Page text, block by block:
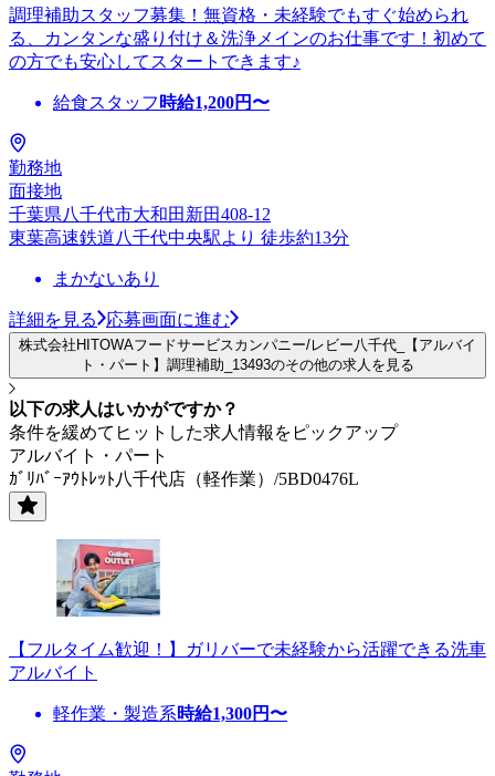
調理補助スタッフ募集！無資格・未経験でもすぐ始められ
る、カンタンな盛り付け＆洗浄メインのお仕事です！初めて
の方でも安心してスタートできます♪
給食スタッフ 時給1,200円〜
勤務地
面接地
千葉県八千代市大和田新田408-12
東葉高速鉄道八千代中央駅より 徒歩約13分
まかないあり
詳細を見る 応募画面に進む
株式会社HITOWAフードサービスカンパニー/レビー八千代_【アルバイ
ト・パート】調理補助_13493のその他の求人を見る
以下の求人はいかがですか？
条件を緩めてヒットした求人情報をピックアップ
アルバイト・パート
ｶﾞﾘﾊﾞｰｱｳﾄﾚｯﾄ八千代店（軽作業）/5BD0476L
【フルタイム歓迎！】ガリバーで未経験から活躍できる洗車
アルバイト
軽作業・製造系時給1,300円〜